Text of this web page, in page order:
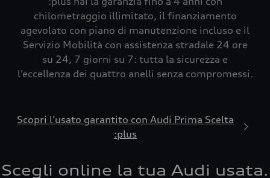
chilometraggio illimitato, il finanziamento
agevolato con piano di manutenzione incluso e il
Servizio Mobilità con assistenza stradale 24 ore
su 24, 7 giorni su 7: tutta la sicurezza e
l’eccellenza dei quattro anelli senza compromessi.
Scopri l’usato garantito con Audi Prima Scelta
:plus
Scegli online la tua Audi usata.